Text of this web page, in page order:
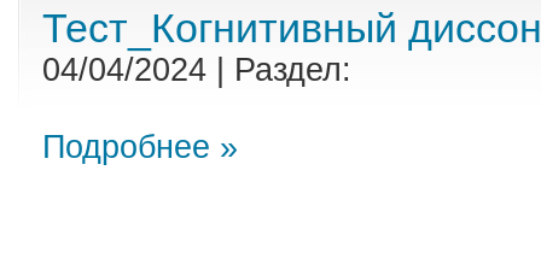
Тест_Когнитивный
04/04/2024 | Раздел:
Подробнее »